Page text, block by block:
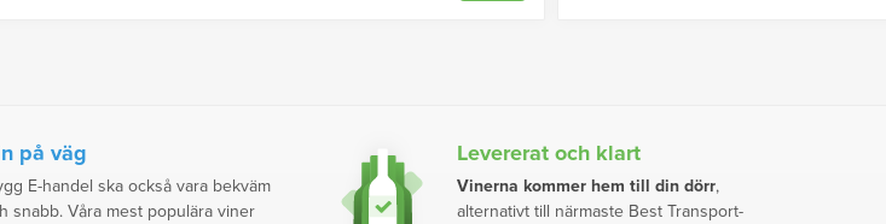
på väg
E-handel ska också vara bekväm
snabb. Våra mest populära viner
Levererat och klart
Vinerna kommer hem till din dörr,
alternativt till närmaste Best Transport-